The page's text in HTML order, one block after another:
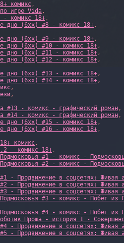
комикс,
игре Vida,
- комикс 18+,
дно (6xx) #8 - комикс 18+,
дно (6xx) #9 - комикс 18+,
дно (6xx) #10 - комикс 18+,
дно (6xx) #11 - комикс 18+,
дно (6xx) #12 - комикс 18+,
дно (6xx) #13 - комикс 18+,
дно (6xx) #14 - комикс 18+,
,
,
#13 - комикс - графический роман,
#14 - комикс - графический роман,
дно (6xx) #15 - комикс 18+,
дно (6xx) #16 - комикс 18+,
комикс,
- комикс 18+,
#1 - комикс -
#2 - комикс -
- Продвижение в соцсетях: Живая
- Продвижение в соцсетях: Живая
- Продвижение в соцсетях: Живая
#3 - комикс - Побег из
#4 - комикс - Побег из
Проша - история 1 -
- Продвижение в соцсетях: Живая
- Продвижение в соцсетях: Живая